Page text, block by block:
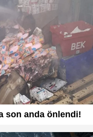
son anda önlendi!